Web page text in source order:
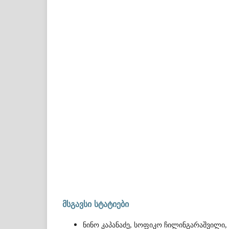
მსგავსი სტატიები
ნინო კაპანაძე, სოფიკო